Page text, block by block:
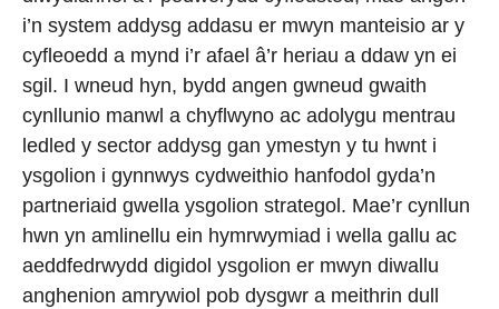
i’n system addysg addasu er mwyn manteisio ar y
cyfleoedd a mynd i’r afael â’r heriau a ddaw yn ei
sgil. I wneud hyn, bydd angen gwneud gwaith
cynllunio manwl a chyflwyno ac adolygu mentrau
ledled y sector addysg gan ymestyn y tu hwnt i
ysgolion i gynnwys cydweithio hanfodol gyda’n
partneriaid gwella ysgolion strategol. Mae’r cynllun
hwn yn amlinellu ein hymrwymiad i wella gallu ac
aeddfedrwydd digidol ysgolion er mwyn diwallu
anghenion amrywiol pob dysgwr a meithrin dull